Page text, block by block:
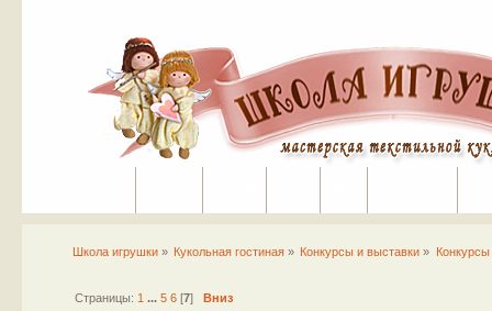
Школа игрушки» Кукольная гостиная » Конкурсы и выставки » Конкурсы
Страницы: 1 ... 5 6[7] Вниз